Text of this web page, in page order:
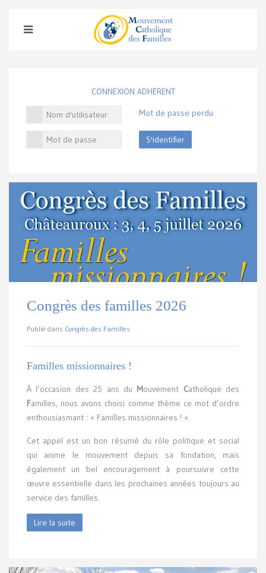
CONNEXION ADHÉRENT
S'identifier
Mot de passe perdu
Congrès des familles 2026
Publié dans Congrès des Familles
Familles missionnaires !
À l’occasion des 25 ans du Mouvement Catholique des
Familles, nous avons choisi comme thème ce mot d’ordre
enthousiasmant : « Familles missionnaires ! ».
Cet appel est un bon résumé du rôle politique et social
qui anime le mouvement depuis sa fondation, mais
également un bel encouragement à poursuivre cette
œuvre essentielle dans les prochaines années toujours au
service des familles.
Lire la suite